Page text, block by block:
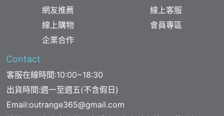
網友推薦
線上購物
企業合作
線上客服
會員專區
Contact
客服在線時間:10:00~18:30
出貨時間:週一至週五(不含假日)
Email:outrange365@gmail.com